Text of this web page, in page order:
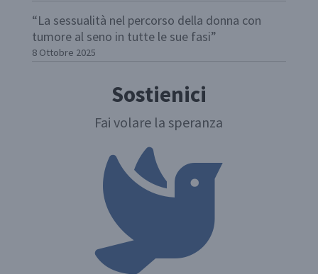
“La sessualità nel percorso della donna con
tumore al seno in tutte le sue fasi”
8 Ottobre 2025
Sostienici
Fai volare la speranza